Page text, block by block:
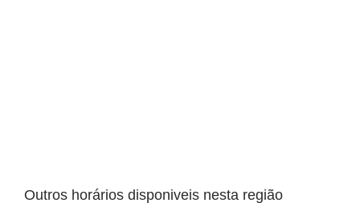
Outros horários disponiveis nesta região